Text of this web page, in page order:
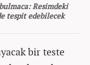
Resimdeki
tespit edebilecek
bir teste